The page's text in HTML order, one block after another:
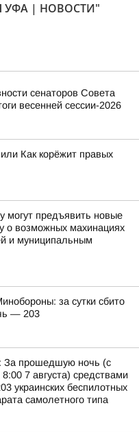
УФА | НОВОСТИ"
сенаторов Совета
весенней сессии-2026
Как корёжит правых
могут предъявить новые
о возможных махинациях
и муниципальным
за сутки сбито
— 203
За прошедшую ночь (с
7 августа) средствами
украинских беспилотных
самолетного типа